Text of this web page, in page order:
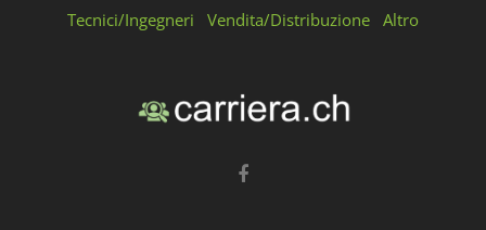
Tecnici/Ingegneri
Vendita/Distribuzione Altro